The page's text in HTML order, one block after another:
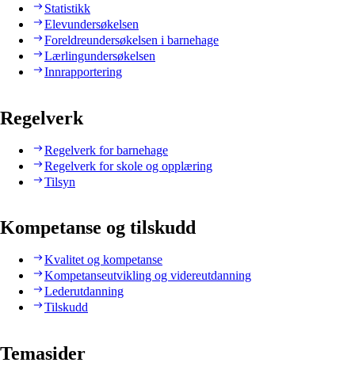
Statistikk
Elevundersøkelsen
Foreldreundersøkelsen i barnehage
Lærlingundersøkelsen
Innrapportering
Regelverk
Regelverk for barnehage
Regelverk for skole og opplæring
Tilsyn
Kompetanse og tilskudd
Kvalitet og kompetanse
Kompetanseutvikling og videreutdanning
Lederutdanning
Tilskudd
Temasider